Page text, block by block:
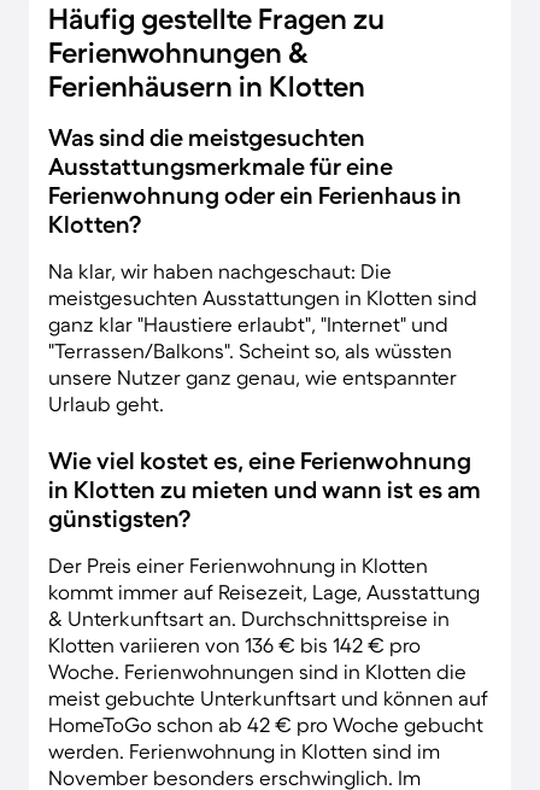
Häufig gestellte Fragen zu
Ferienwohnungen &
Ferienhäusern in Klotten
Was sind die meistgesuchten
Ausstattungsmerkmale für eine
Ferienwohnung oder ein Ferienhaus in
Klotten?
Na klar, wir haben nachgeschaut: Die
meistgesuchten Ausstattungen in Klotten sind
ganz klar "Haustiere erlaubt", "Internet" und
"Terrassen/Balkons". Scheint so, als wüssten
unsere Nutzer ganz genau, wie entspannter
Urlaub geht.
Wie viel kostet es, eine Ferienwohnung
in Klotten zu mieten und wann ist es am
günstigsten?
Der Preis einer Ferienwohnung in Klotten
kommt immer auf Reisezeit, Lage, Ausstattung
& Unterkunftsart an. Durchschnittspreise in
Klotten variieren von 136 € bis 142 € pro
Woche. Ferienwohnungen sind in Klotten die
meist gebuchte Unterkunftsart und können auf
HomeToGo schon ab 42 € pro Woche gebucht
werden. Ferienwohnung in Klotten sind im
November besonders erschwinglich. Im